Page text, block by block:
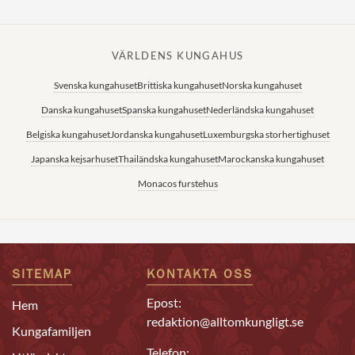
VÄRLDENS KUNGAHUS
Svenska kungahusetBrittiska kungahusetNorska kungahuset
Danska kungahusetSpanska kungahusetNederländska kungahuset
Belgiska kungahusetJordanska kungahusetLuxemburgska storhertighuset
Japanska kejsarhusetThailändska kungahusetMarockanska kungahuset
Monacos furstehus
SITEMAP
Hem
Kungafamiljen
KONTAKTA OSS
Epost:
redaktion@alltomkungligt.se